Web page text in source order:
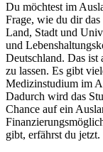
Du möchtest im
Frage, wie du dir
Land, Stadt und
und
Deutschland. Das ist
zu lassen. Es gibt
Medizinstudium im
Dadurch wird das
Chance auf ein
gibt, erfährst du jetzt.